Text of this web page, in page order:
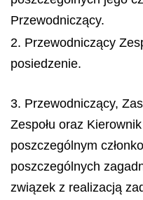
Przewodniczący.
2. Przewodniczący
posiedzenie.
3. Przewodniczący,
Zespołu oraz
poszczególnym
poszczególnych
związek z realizacją